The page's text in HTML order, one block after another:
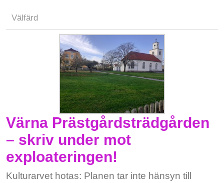
Välfärd
Värna Prästgårdsträdgården
– skriv under mot
exploateringen!
Kulturarvet hotas: Planen tar inte hänsyn till